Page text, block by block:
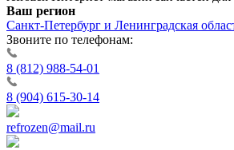
Ваш регион
Санкт-Петербург и Ленинградская
Звоните по телефонам:
8 (812) 988-54-01
8 (904) 615-30-14
refrozen@mail.ru